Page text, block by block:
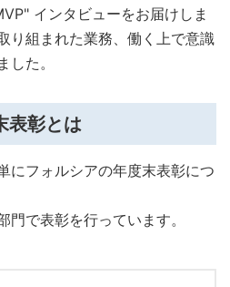
インタビューをお届けしま
り組まれた業務、働く上で意識
した。
表彰とは
にフォルシアの年度末表彰につ
で表彰を行っています。